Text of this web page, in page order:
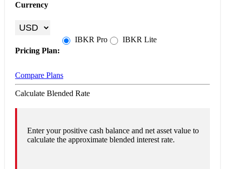
Currency
Pricing Plan:
IBKR Pro IBKR Lite
Compare Plans
Calculate Blended Rate
Enter your positive cash balance and net asset value to
calculate the approximate blended interest rate.